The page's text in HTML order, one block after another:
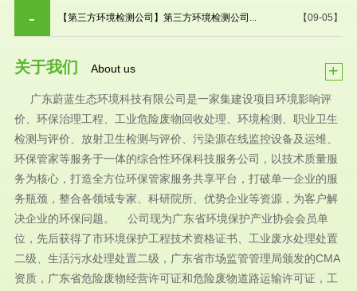
【09-05】
【第三方环境检测公司】第三方环境检测公司...
关于我们 About us +
广东蔚蓝生态环境科技有限公司是一家集建设项目环境影响评
价、环保治理工程、工业危险废物回收处理、环境检测、职业卫生
检测与评价、放射卫生检测与评价、污染源在线监控设备及运维、
环保管家等服务于一体的综合性环保科技服务公司，以技术质量服
务为核心，打造全方位环保管家服务共享平台，打破单一企业的服
务瓶颈，整合各领域专家、科研院所、优势企业等资源，为客户解
决企业的环保问题。 公司现为广东省环境保护产业协会会员单
位，先后获得了市环境保护工程技术资格证书、工业废水处理处置
二级、生活污水处理处置二级，广东省市场监管管理局颁发的CMA
资质，广东省危险废物经营许可证和危险废物道路运输许可证，工